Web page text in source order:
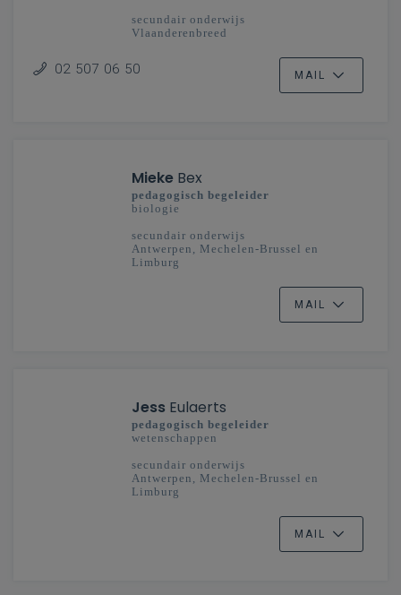
secundair onderwijs
Vlaanderenbreed
02 507 06 50 MAIL
Mieke Bex
pedagogisch begeleider
biologie
secundair onderwijs
Antwerpen, Mechelen-Brussel en
Limburg
MAIL
Jess Eulaerts
pedagogisch begeleider
wetenschappen
secundair onderwijs
Antwerpen, Mechelen-Brussel en
Limburg
MAIL